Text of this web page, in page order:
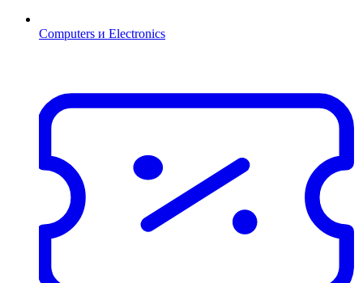
Computers и Electronics